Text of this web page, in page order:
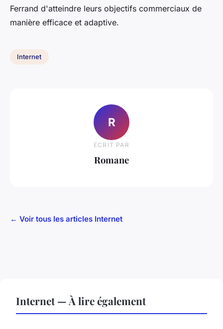
Ferrand d'atteindre leurs objectifs commerciaux de
manière efficace et adaptive.
Internet
R
ECRIT PAR
Romane
← Voir tous les articles Internet
Internet — À lire également